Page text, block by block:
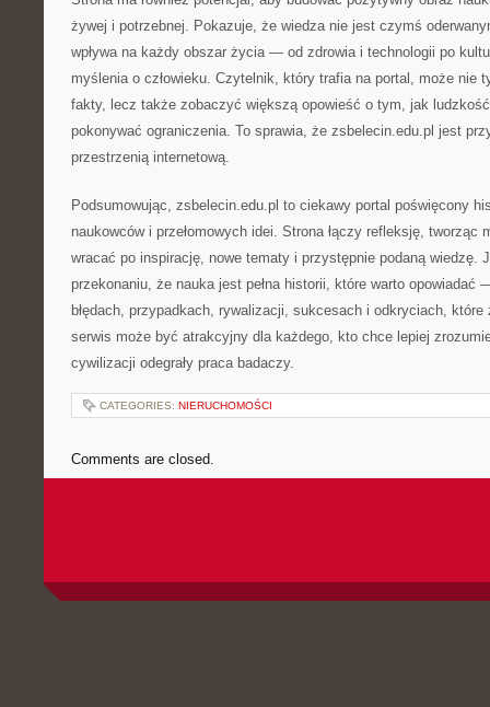
żywej i potrzebnej. Pokazuje, że wiedza nie jest czymś
wpływa na każdy obszar życia — od zdrowia i technologii po
myślenia o człowieku. Czytelnik, który trafia na portal, może nie
fakty, lecz także zobaczyć większą opowieść o tym, jak ludzkość
pokonywać ograniczenia. To sprawia, że zsbelecin.edu.pl jest
przestrzenią internetową.
Podsumowując, zsbelecin.edu.pl to ciekawy portal poświęcony
naukowców i przełomowych idei. Strona łączy refleksję, tworząc
wracać po inspirację, nowe tematy i przystępnie podaną wiedzę.
przekonaniu, że nauka jest pełna historii, które warto opowiadać
błędach, przypadkach, rywalizacji, sukcesach i odkryciach, które
serwis może być atrakcyjny dla każdego, kto chce lepiej
cywilizacji odegrały praca badaczy.
CATEGORIES: NIERUCHOMOŚCI
Comments are closed.